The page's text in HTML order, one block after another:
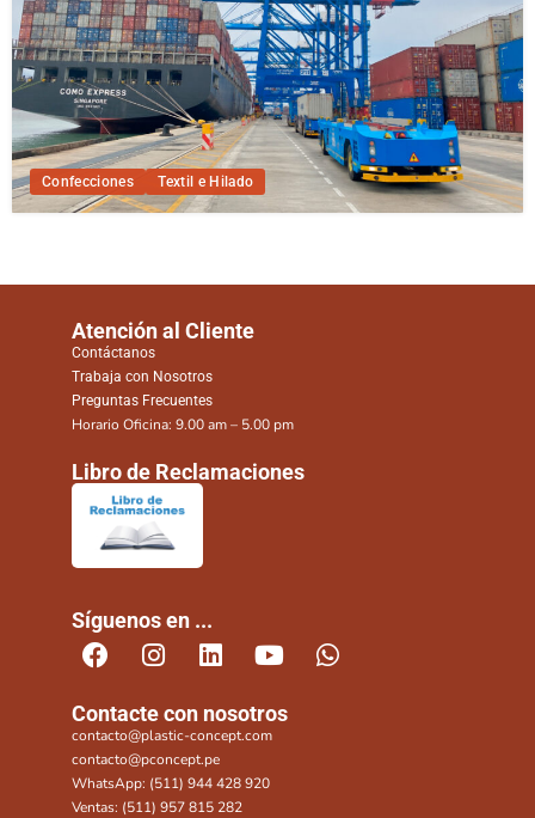
Confecciones Textil e Hilado
Atención al Cliente
Contáctanos
Trabaja con Nosotros
Preguntas Frecuentes
Horario Oficina: 9.00 am – 5.00 pm
Libro de Reclamaciones
Síguenos en ...
Contacte con nosotros
contacto@plastic-concept.com
contacto@pconcept.pe
WhatsApp: (511) 944 428 920
Ventas: (511) 957 815 282